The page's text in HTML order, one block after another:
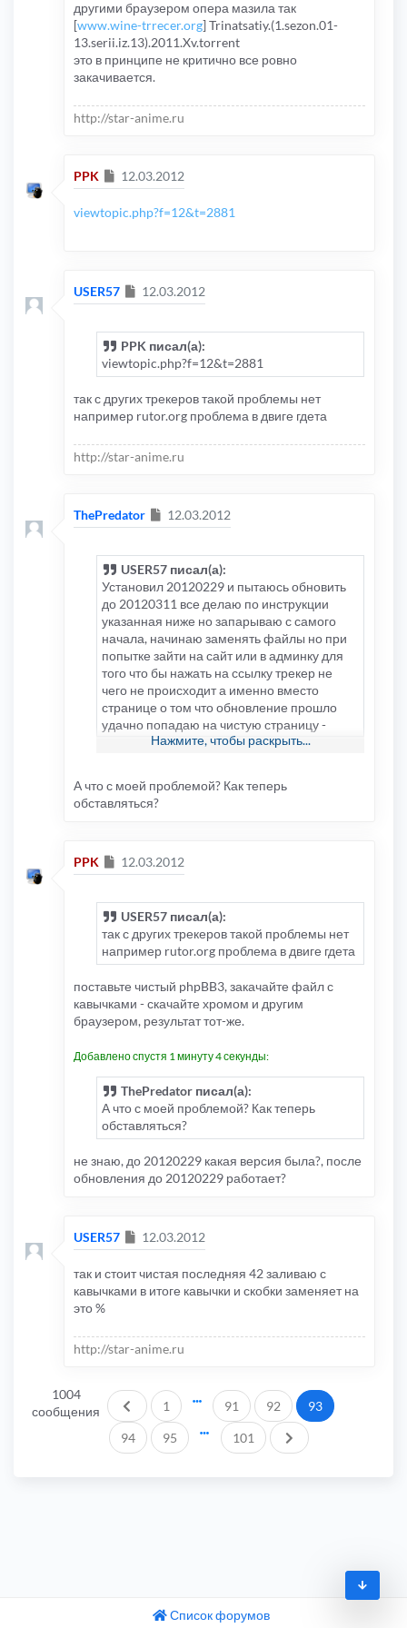
другими браузером опера мазила так
[www.wine-trrecer.org] Trinatsatiy.(1.sezon.01-
13.serii.iz.13).2011.Xv.torrent
это в принципе не критично все ровно
закачивается.
http://star-anime.ru
PPK Сообщение
12.03.2012
viewtopic.php?f=12&t=2881
USER57 Сообщение
12.03.2012
PPK писал(а):
viewtopic.php?f=12&t=2881
так с других трекеров такой проблемы нет
например rutor.org проблема в двиге гдета
http://star-anime.ru
ThePredator Сообщение
12.03.2012
USER57 писал(а):
Установил 20120229 и пытаюсь обновить
до 20120311 все делаю по инструкции
указанная ниже но запарываю с самого
начала, начинаю заменять файлы но при
попытке зайти на сайт или в админку для
того что бы нажать на ссылку трекер не
чего не происходит а именно вместо
странице о том что обновление прошло
удачно попадаю на чистую страницу -
тоесть не ошибок не чего а чистая белая
viewtopic.php?f=9&t=2966#p26802
Нажмите, чтобы раскрыть...
А что с моей проблемой? Как теперь
обставляться?
PPK Сообщение
12.03.2012
USER57 писал(а):
так с других трекеров такой проблемы нет
например rutor.org проблема в двиге гдета
поставьте чистый phpBB3, закачайте файл с
кавычками - скачайте хромом и другим
браузером, результат тот-же.
Добавлено спустя 1 минуту 4 секунды:
ThePredator писал(а):
А что с моей проблемой? Как теперь
обставляться?
не знаю, до 20120229 какая версия была?, после
обновления до 20120229 работает?
USER57 Сообщение
12.03.2012
так и стоит чистая последняя 42 заливаю с
кавычками в итоге кавычки и скобки заменяет на
это %
http://star-anime.ru
1004
сообщения
Пред.1 91 92 93
94 95 101 След.
Список форумов